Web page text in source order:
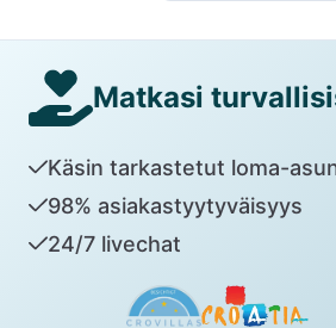
Matkasi
Käsin tarkastetut loma-
98% asiakastyytyväisyys
24/7 livechat